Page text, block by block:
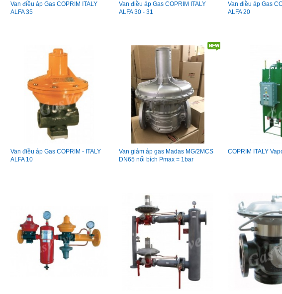
Van điều áp Gas COPRIM ITALY
ALFA 35
Van điều áp Gas COPRIM ITALY
ALFA 30 - 31
Van điều áp Gas
ALFA 20
Van điều áp Gas COPRIM - ITALY
ALFA 10
Van giảm áp gas Madas MG/2MCS
DN65 nối bích Pmax = 1bar
COPRIM ITALY